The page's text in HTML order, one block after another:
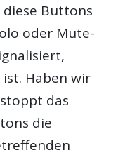
Buttons
oder Mute-
Haben wir
das
die